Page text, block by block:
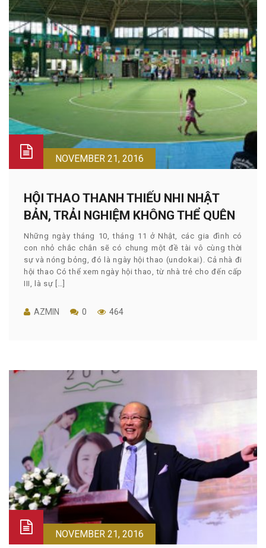
NOVEMBER 21, 2016
HỘI THAO THANH THIẾU NHI NHẬT
BẢN, TRẢI NGHIỆM KHÔNG THỂ QUÊN
Những ngày tháng 10, tháng 11 ở Nhật, các gia đình có
con nhỏ chắc chắn sẽ có chung một đề tài vô cùng thời
sự và nóng bỏng, đó là ngày hội thao (undokai). Cả nhà đi
hội thao Có thể xem ngày hội thao, từ nhà trẻ cho đến cấp
III, là sự […]
AZMIN 0 464
NOVEMBER 21, 2016